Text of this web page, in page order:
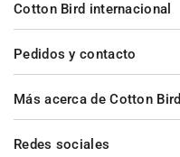
Pedidos y contacto
Más acerca de Cotton Bird
Cotton Bird internacional
Redes sociales